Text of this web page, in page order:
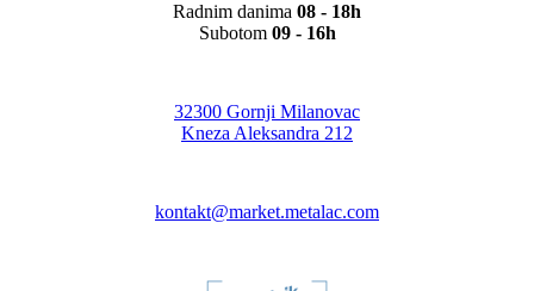
Radnim danima 08 - 18h
Subotom 09 - 16h
32300 Gornji Milanovac
Kneza Aleksandra 212
kontakt@market.metalac.com